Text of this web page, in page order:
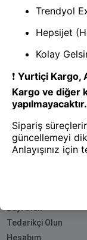
App Store
Hakkımızda
Akademi
Bilgi Merkezi
Yete Import
Yol Haritamız
Bayi Olun
Tedarikçi Olun
Hesabım